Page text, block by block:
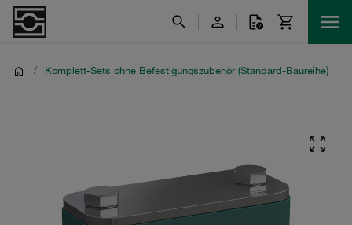
/ Komplett-Sets ohne Befestigungszubehör (Standard-Baureihe)